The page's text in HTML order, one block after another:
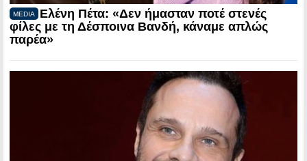
MEDIA
Ελένη Πέτα: «Δεν ήμασταν ποτέ στενές
φίλες με τη Δέσποινα Βανδή, κάναμε απλώς
παρέα»